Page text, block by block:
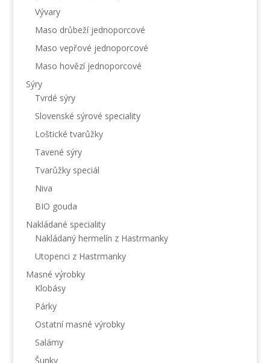
Vývary
Maso drůbeží jednoporcové
Maso vepřové jednoporcové
Maso hovězí jednoporcové
Sýry
Tvrdé sýry
Slovenské sýrové speciality
Loštické tvarůžky
Tavené sýry
Tvarůžky speciál
Niva
BIO gouda
Nakládané speciality
Nakládaný hermelín z Hastrmanky
Utopenci z Hastrmanky
Masné výrobky
Klobásy
Párky
Ostatní masné výrobky
Salámy
Šunky